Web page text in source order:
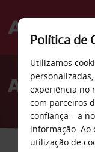
Welcome
AvisAluguer
CARRO
Política de
Utilizamos
experiência no
com parceiros
confiança – a
informação. Ao
utilização de